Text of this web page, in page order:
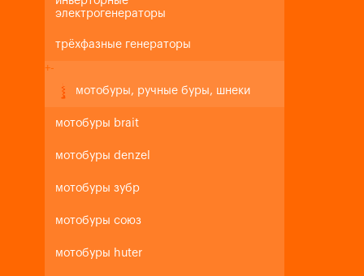
электрогенераторы
трёхфазные генераторы
+-
мотобуры, ручные буры, шнеки
мотобуры brait
мотобуры denzel
мотобуры зубр
мотобуры союз
мотобуры huter